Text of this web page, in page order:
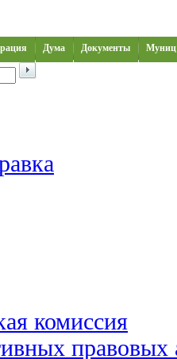
Дума Документы Муниц
комиссия
правовых